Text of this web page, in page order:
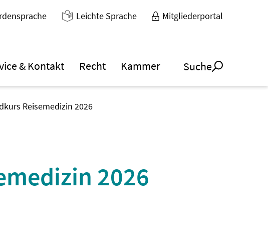
Leichte Sprache Mitgliederportal
& Kontakt Recht Kammer Suche
Reisemedizin 2026
2026